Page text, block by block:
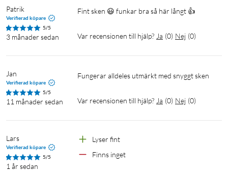
Patrik
Verifierad köpare
5/5
3 månader sedan
Fint sken 😃 funkar bra så här långt 👍
Var recensionen till hjälp? Ja (0) Nej (0)
Jan
Verifierad köpare
5/5
11 månader sedan
Fungerar alldeles utmärkt med snyggt sken
Var recensionen till hjälp? Ja (0) Nej (0)
Lars
Verifierad köpare
5/5
1 år sedan
Lyser fint
Finns inget